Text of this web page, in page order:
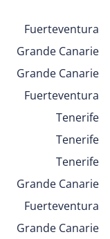
Fuerteventura
Grande Canarie
Grande Canarie
Fuerteventura
Tenerife
Tenerife
Tenerife
Grande Canarie
Fuerteventura
Grande Canarie